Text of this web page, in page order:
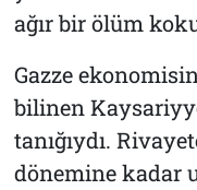
ağır bir ölüm
Gazze
bilinen
tanığıydı.
dönemine kadar